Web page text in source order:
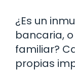
¿Es un
bancaria,
familiar?
propias